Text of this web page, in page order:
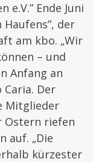
e.V.” Ende Juni
der
am kbo. „Wir
– und
Anfang an
Der
Mitglieder
Ostern riefen
auf. „Die
kürzester